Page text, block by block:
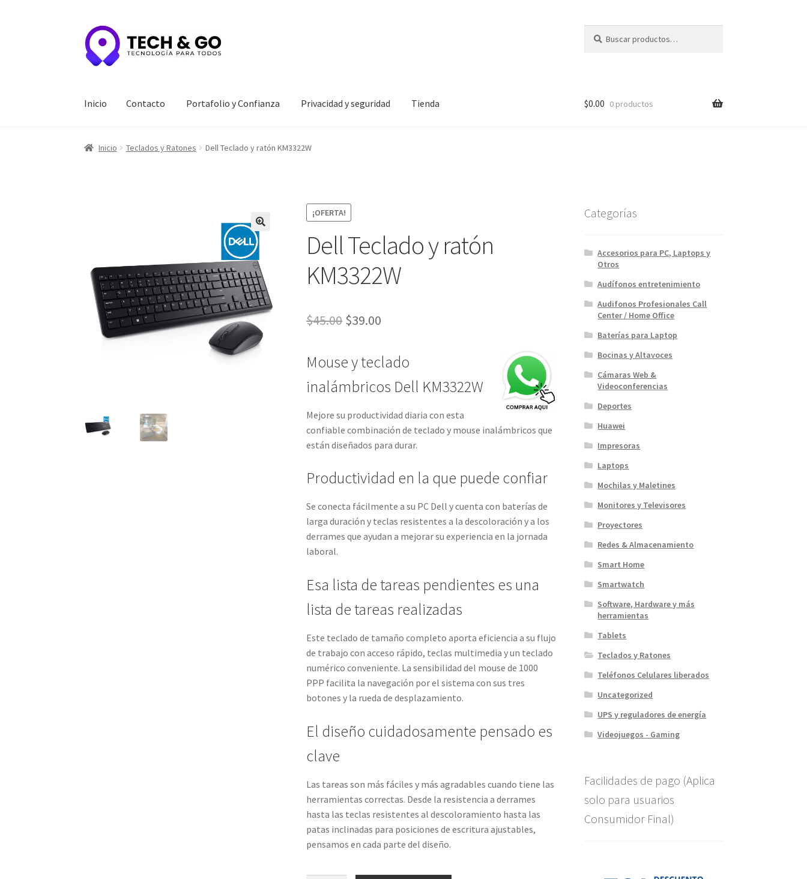
Ir
a
la
Ir
al
contenido
por:
Inicio Contacto Portafolio y Confianza Privacidad y seguridad Tienda
Inicio Contacto Portafolio y Confianza Privacidad y seguridad
$0.00 0 productos
Inicio Teclados y Ratones Dell Teclado y ratón KM3322W
¡OFERTA!
Dell Teclado y ratón
KM3322W
$45.00 El
original
era:
$39.00
actual
es:
Mouse y teclado
inalámbricos Dell KM3322W
Mejore su productividad diaria con esta
confiable combinación de teclado y mouse inalámbricos que
están diseñados para durar.
Productividad en la que puede confiar
Se conecta fácilmente a su PC Dell y cuenta con baterías de
larga duración y teclas resistentes a la descoloración y a los
derrames que ayudan a mejorar su experiencia en la jornada
laboral.
Esa lista de tareas pendientes es una
lista de tareas realizadas
Este teclado de tamaño completo aporta eficiencia a su flujo
de trabajo con acceso rápido, teclas multimedia y un teclado
numérico conveniente. La sensibilidad del mouse de 1000
PPP facilita la navegación por el sistema con sus tres
botones y la rueda de desplazamiento.
El diseño cuidadosamente pensado es
clave
Las tareas son más fáciles y más agradables cuando tiene las
herramientas correctas. Desde la resistencia a derrames
hasta las teclas resistentes al descoloramiento hasta las
patas inclinadas para posiciones de escritura ajustables,
pensamos en cada parte del diseño.
Categorías
Accesorios para PC, Laptops y
Otros
Audífonos entretenimiento
Audifonos Profesionales Call
Center / Home Office
Baterías para Laptop
Bocinas y Altavoces
Cámaras Web &
Videoconferencias
Deportes
Huawei
Impresoras
Laptops
Mochilas y Maletines
Monitores y Televisores
Proyectores
Redes & Almacenamiento
Smart Home
Smartwatch
Software, Hardware y más
herramientas
Tablets
Teclados y Ratones
Teléfonos Celulares liberados
Uncategorized
UPS y reguladores de energía
Videojuegos - Gaming
Facilidades de pago (Aplica
solo para usuarios
Consumidor Final)